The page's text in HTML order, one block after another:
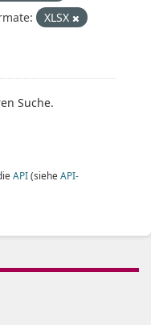
XLSX
Suche.
API(siehe API-